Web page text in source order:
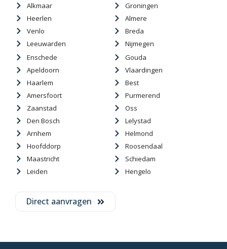
Alkmaar
Heerlen
Venlo
Leeuwarden
Groningen
Almere
Breda
Nijmegen
Enschede
Apeldoorn
Haarlem
Amersfoort
Zaanstad
Den Bosch
Arnhem
Hoofddorp
Maastricht
Leiden
Gouda
Vlaardingen
Best
Purmerend
Oss
Lelystad
Helmond
Roosendaal
Schiedam
Hengelo
Direct aanvragen